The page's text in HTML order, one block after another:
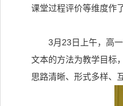
课堂过程评价等维度作
3月23日上午，高一
文本的方法为教学目标
思路清晰、形式多样、